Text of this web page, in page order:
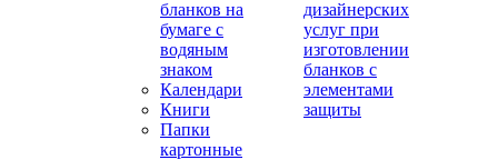
бланков на
бумаге с
водяным
знаком
Календари
Книги
Папки
картонные
дизайнерских
услуг при
изготовлении
бланков с
элементами
защиты